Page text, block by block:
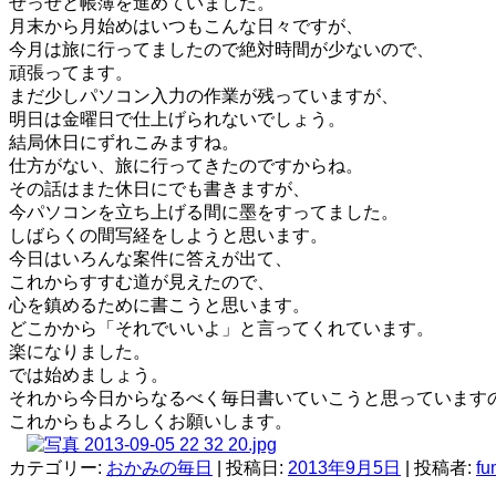
月末から月始めはいつもこんな日々ですが、
今月は旅に行ってましたので絶対時間が少ないので、
頑張ってます。
まだ少しパソコン入力の作業が残っていますが、
明日は金曜日で仕上げられないでしょう。
結局休日にずれこみますね。
仕方がない、旅に行ってきたのですからね。
その話はまた休日にでも書きますが、
今パソコンを立ち上げる間に墨をすってました。
しばらくの間写経をしようと思います。
今日はいろんな案件に答えが出て、
これからすすむ道が見えたので、
心を鎮めるために書こうと思います。
どこかから「それでいいよ」と言ってくれています。
楽になりました。
では始めましょう。
それから今日からなるべく毎日書いていこうと思っています
これからもよろしくお願いします。
カテゴリー: おかみの毎日 | 投稿日: 2013年9月5日 投稿者: